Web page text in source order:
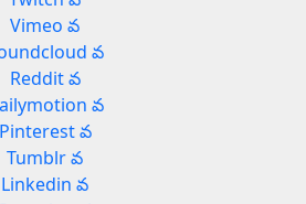
Vimeo వ
వ
Reddit వ
వ
Pinterest వ
Tumblr వ
Linkedin వ